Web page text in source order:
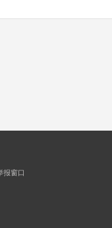
报窗口